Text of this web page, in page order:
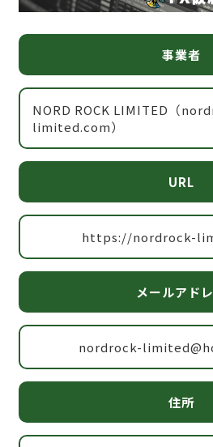
事業者
NORD ROCK LIMITED（
limited.com）
URL
https://nordrock-
メールアド
nordrock-
住所